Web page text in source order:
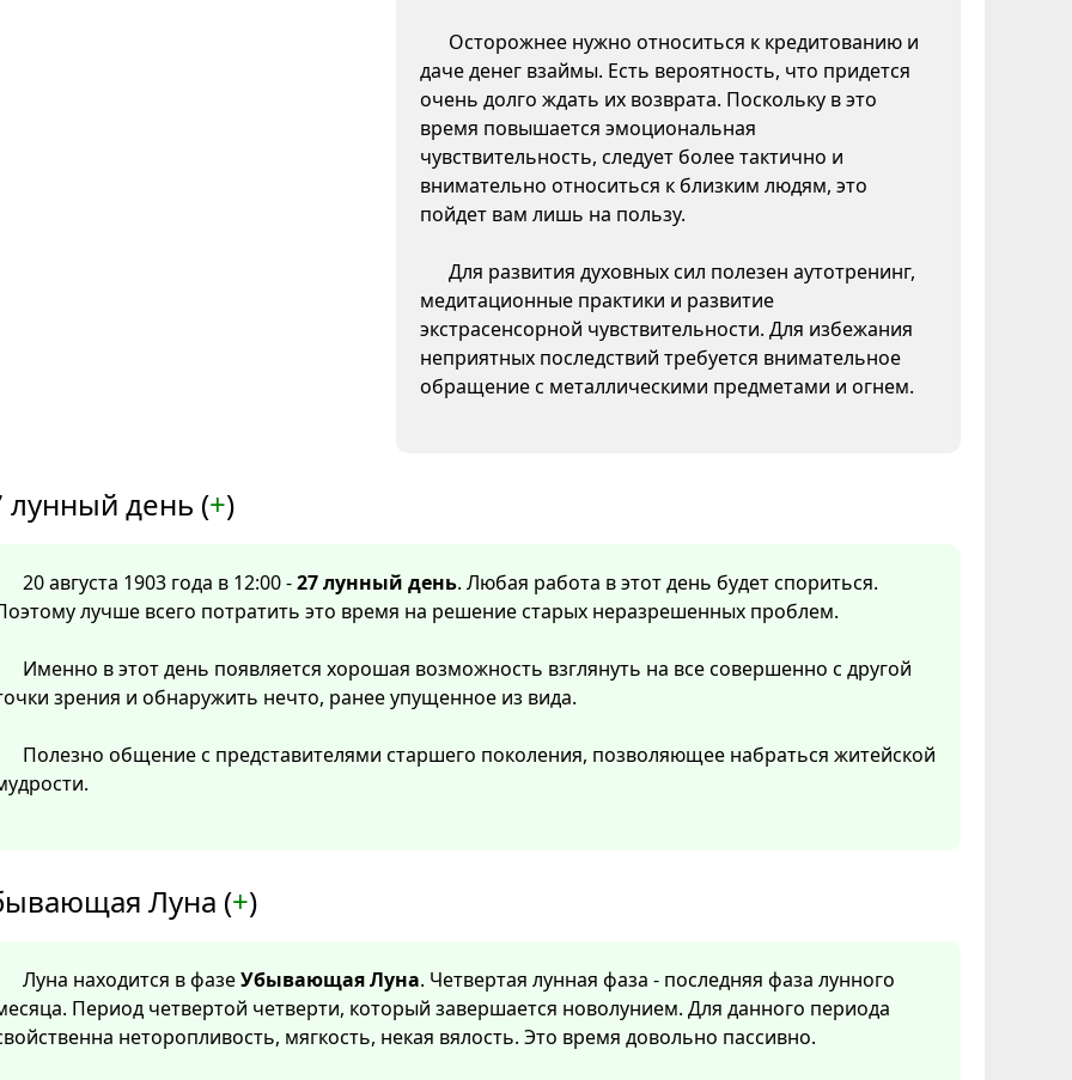
Осторожнее нужно относиться к кредитованию и
даче денег взаймы. Есть вероятность, что придется
очень долго ждать их возврата. Поскольку в это
время повышается эмоциональная
чувствительность, следует более тактично и
внимательно относиться к близким людям, это
пойдет вам лишь на пользу.
Для развития духовных сил полезен аутотренинг,
медитационные практики и развитие
экстрасенсорной чувствительности. Для избежания
неприятных последствий требуется внимательное
обращение с металлическими предметами и огнем.
лунный день (+)
20 августа 1903 года в 12:00 -27 лунный день. Любая работа в этот день будет спориться.
лучше всего потратить это время на решение старых неразрешенных проблем.
Именно в этот день появляется хорошая возможность взглянуть на все совершенно с другой
зрения и обнаружить нечто, ранее упущенное из вида.
Полезно общение с представителями старшего поколения, позволяющее набраться житейской
Луна (+)
Луна находится в фазеУбывающая Луна. Четвертая лунная фаза - последняя фаза лунного
Период четвертой четверти, который завершается новолунием. Для данного периода
неторопливость, мягкость, некая вялость. Это время довольно пассивно.